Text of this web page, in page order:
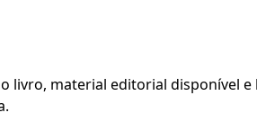
livro, material editorial disponível